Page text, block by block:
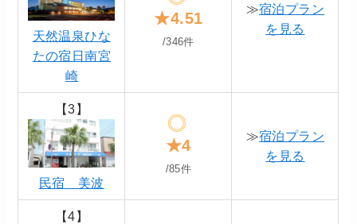
天然温泉ひな
たの宿日南宮
崎
★4.51
/346件
≫宿泊プラン
を見る
【3】
民宿 美波
★4
/85件
≫宿泊プラン
を見る
【4】